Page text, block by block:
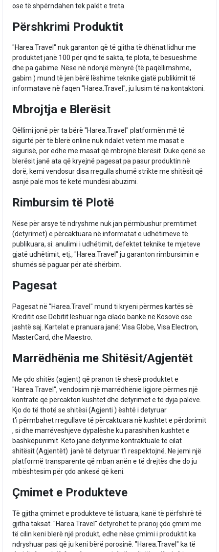
ose të shpërndahen tek palët e treta.
Përshkrimi Produktit
"Harea.Travel" nuk garanton që të gjitha të dhënat lidhur me
produktet janë 100 për qind të sakta, të plota, të besueshme
dhe pa gabime. Nëse në ndonjë mënyrë (të paqëllimshme,
gabim ) mund të jen bërë lëshime teknike gjatë publikimit të
informatave në faqen "Harea.Travel", ju lusim të na kontaktoni.
Mbrojtja e Blerësit
Qëllimi jonë për ta bërë "Harea.Travel" platformën më të
sigurtë për të blerë online nuk ndalet vetëm me masat e
sigurisë, por edhe me masat që mbrojnë blerësit. Duke qenë se
blerësit janë ata që kryejnë pagesat pa pasur produktin në
dorë, kemi vendosur disa rregulla shumë strikte me shitësit që
asnjë palë mos të ketë mundësi abuzimi.
Rimbursim të Plotë
Nëse për arsye të ndryshme nuk jan përmbushur premtimet
(detyrimet) e përcaktuara në informatat e udhëtimeve të
publikuara, si: anulimi i udhëtimit, defektet teknike te mjeteve
gjatë udhëtimit, etj., "Harea.Travel" ju garanton rimbursimin e
shumës së paguar për atë shërbim.
Pagesat
Pagesat në "Harea.Travel" mund ti kryeni përmes kartës së
Kreditit ose Debitit lëshuar nga cilado bankë në Kosovë ose
jashtë saj. Kartelat e pranuara janë: Visa Globe, Visa Electron,
MasterCard, dhe Maestro.
Marrëdhënia me Shitësit/Agjentët
Me çdo shitës (agjent) që pranon të shesë produktet e
"Harea.Travel", vendosim një marrëdhënie ligjore përmes një
kontrate që përcakton kushtet dhe detyrimet e të dyja palëve.
Kjo do të thotë se shitësi (Agjenti ) është i detyruar
t'i përmbahet rregullave të përcaktuara në kushtet e përdorimit
, si dhe marrëveshjeve dypalëshe ku parashihen kushtet e
bashkëpunimit. Këto janë detyrime kontraktuale të cilat
shitësit (Agjentët) janë të detyruar t'i respektojnë. Ne jemi një
platformë transparente që mban anën e të drejtës dhe do ju
mbështesim për çdo ankesë që keni.
Çmimet e Produkteve
Të gjitha çmimet e produkteve të listuara, kanë të përfshirë të
gjitha taksat. "Harea.Travel" detyrohet të pranoj çdo çmim me
të cilin keni blerë një produkt, edhe nëse çmimi i produktit ka
ndryshuar pasi që ju keni bërë porosinë. "Harea.Travel" ka të